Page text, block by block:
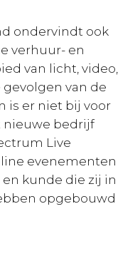
ondervindt ook
verhuur- en
van licht, video,
van de
is er niet bij voor
nieuwe bedrijf
Live
evenementen
kunde die zij in
opgebouwd